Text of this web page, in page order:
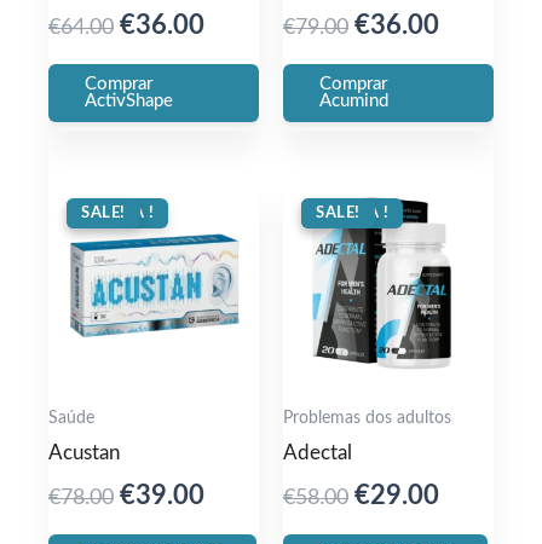
€64.00 Original
price
was:
€64.00.
€36.00Current
price
€36.00.
Comprar
ActivShape
€79.00 Original
price
was:
€79.00.
€36.00Current
price
€36.00.
Comprar
Acumind
OFERTA !
SALE!
Saúde
Acustan
€78.00 Original
price
€39.00Current
price
OFERTA !
SALE!
Problemas dos adultos
Adectal
€58.00 Original
price
€29.00Current
price